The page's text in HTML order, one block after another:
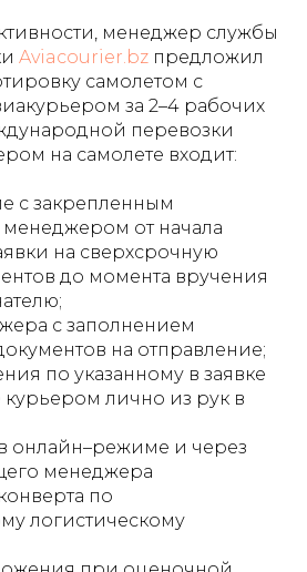
менеджер службы
Aviacourier.bz предложил
самолетом с
за 2–4 рабочих
перевозки
на самолете входит:
с закрепленным
от начала
на сверхсрочную
до момента вручения
с заполнением
на отправление;
по указанному в заявке
курьером лично из рук в
онлайн–режиме и через
менеджера
по
логистическому